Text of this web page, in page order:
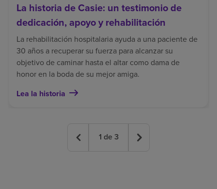
La historia de Casie: un testimonio de
dedicación, apoyo y rehabilitación
La rehabilitación hospitalaria ayuda a una paciente de
30 años a recuperar su fuerza para alcanzar su
objetivo de caminar hasta el altar como dama de
honor en la boda de su mejor amiga.
Lea la historia
1 de 3